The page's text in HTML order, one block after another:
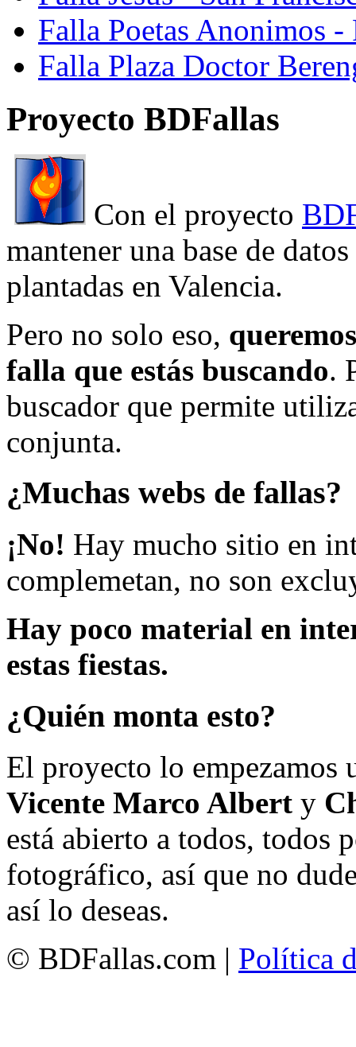
Falla Poetas Anonimos
Falla Plaza Doctor
Proyecto BDFallas
Con el proyecto
mantener una base de
plantadas en Valencia.
Pero no solo eso,
falla que estás buscando.
buscador que permite
conjunta.
¿Muchas webs de fallas?
¡No! Hay mucho sitio en
complemetan, no son
Hay poco material en
estas fiestas.
¿Quién monta esto?
El proyecto lo empezamos
Vicente Marco Albert y
está abierto a todos, todos
fotográfico, así que no
así lo deseas.
© BDFallas.com | Política